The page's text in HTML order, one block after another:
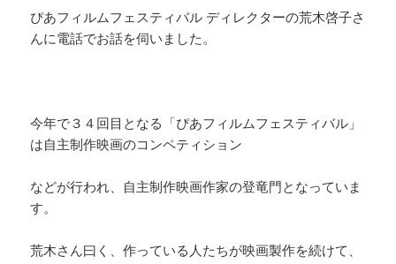
o
k
k
ぴあフィルムフェスティバル ディレクターの荒木啓子さ
んに電話でお話を伺いました。
今年で３４回目となる「ぴあフィルムフェスティバル」
は自主制作映画のコンペティション
などが行われ、自主制作映画作家の登竜門となっていま
す。
荒木さん曰く、作っている人たちが映画製作を続けて、